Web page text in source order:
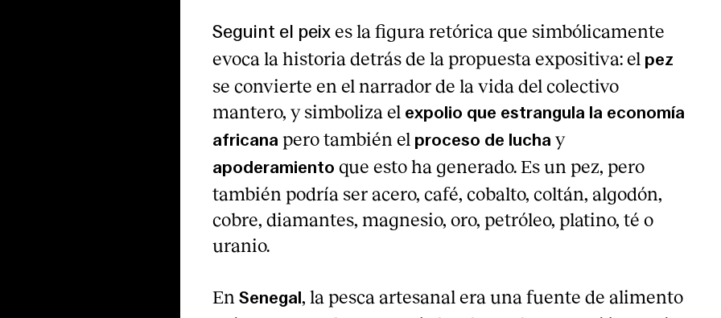
Seguint el peix es la figura retórica que simbólicamente
evoca la historia detrás de la propuesta expositiva: el pez
se convierte en el narrador de la vida del colectivo
mantero, y simboliza el expolio que estrangula la economía
africana pero también el proceso de lucha y
apoderamiento que esto ha generado. Es un pez, pero
también podría ser acero, café, cobalto, coltán, algodón,
cobre, diamantes, magnesio, oro, petróleo, platino, té o
uranio.
En Senegal , la pesca artesanal era una fuente de alimento